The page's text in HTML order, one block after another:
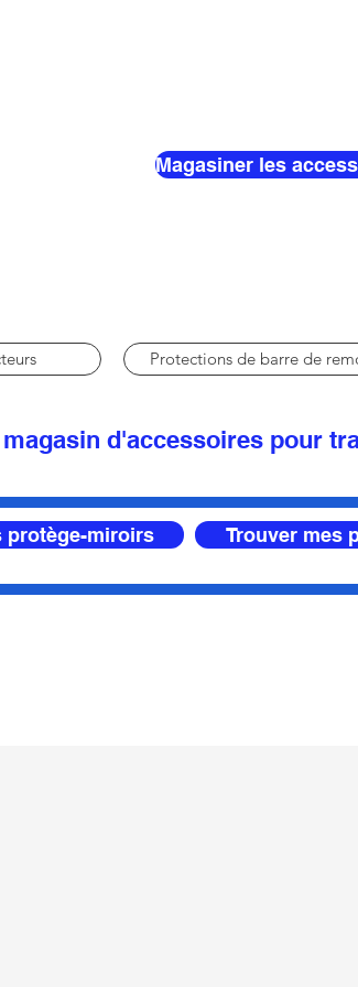
Magasiner les
Protections de barre de
d'accessoires pour
protège-miroirs Trouver mes